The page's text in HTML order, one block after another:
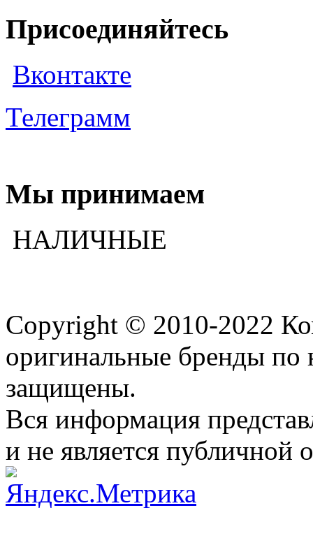
Присоединяйтесь
Вконтакте
Телеграмм
Мы принимаем
НАЛИЧНЫЕ
Copyright © 2010-2022
оригинальные бренды по
защищены.
Вся информация
и не является публичной